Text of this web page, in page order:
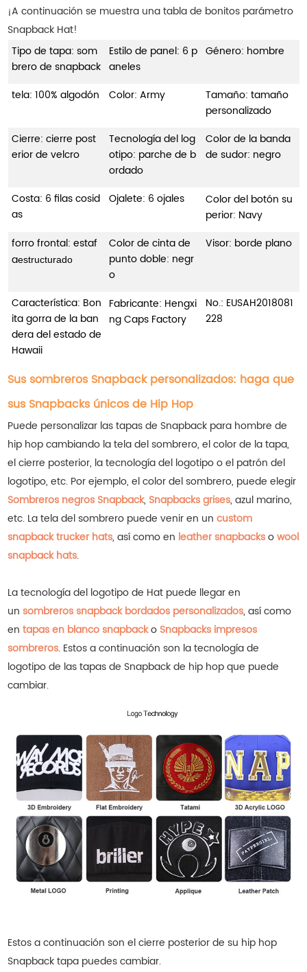
¡A continuación se muestra una tabla de bonitos parámetro
Snapback Hat!
Tipo de tapa: som
brero de snapback
Estilo de panel: 6 p
aneles
Género: hombre
tela: 100% algodón Color: Army
Tamaño: tamaño
personalizado
Cierre: cierre post
erior de velcro
Tecnología del log
otipo: parche de b
ordado
Color de la banda
de sudor: negro
Costa: 6 filas cosid
as
Ojalete: 6 ojales
Color del botón su
perior: Navy
forro frontal: estaf
aestructurado
Color de cinta de
punto doble: negr
o
Visor: borde plano
Característica: Bon
ita gorra de la ban
dera del estado de
Hawaii
Fabricante: Hengxi
ng Caps Factory
No.: EUSAH2018081
228
Sus sombreros Snapback personalizados: haga que
sus Snapbacks únicos de Hip Hop
Puede personalizar las tapas de Snapback para hombre de
hip hop cambiando la tela del sombrero, el color de la tapa,
el cierre posterior, la tecnología del logotipo o el patrón del
logotipo, etc. Por ejemplo, el color del sombrero, puede elegir
Sombreros negros Snapback, Snapbacks grises, azul marino,
etc. La tela del sombrero puede venir en uncustom
snapback trucker hats, así como en leather snapbacksowool
snapback hats.
La tecnología del logotipo de Hat puede llegar en
un sombreros snapback bordados personalizados, así como
entapas en blanco snapbacko Snapbacks impresos
sombreros. Estos a continuación son la tecnología de
logotipo de las tapas de Snapback de hip hop que puede
cambiar.
Estos a continuación son el cierre posterior de su hip hop
Snapbacktapa puedes cambiar.